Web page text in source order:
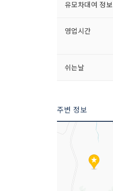
유모차대여 정보
영업시간
쉬는날
주변 정보